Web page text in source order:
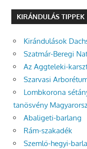
KIRÁNDULÁS TIPPEK
Kirándulások
Szatmár-Beregi
Az Aggteleki-
Szarvasi
Lombkorona
tanösvény
Abaligeti-barlang
Rám-szakadék
Szemlő-hegyi-